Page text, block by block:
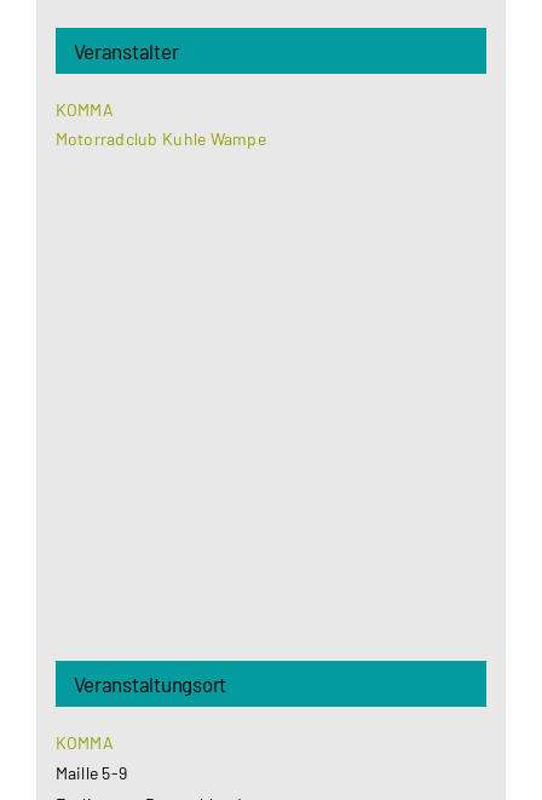
Veranstalter
KOMMA
Motorradclub Kuhle Wampe
Veranstaltungsort
KOMMA
Maille 5-9